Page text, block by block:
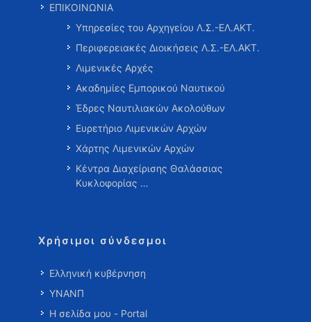
ΕΠΙΚΟΙΝΩΝΙΑ
Υπηρεσίες του Αρχηγείου Λ.Σ.-ΕΛ.ΑΚΤ.
Περιφερειακές Διοικήσεις Λ.Σ.-ΕΛ.ΑΚΤ.
Λιμενικές Αρχές
Ακαδημίες Εμπορικού Ναυτικού
Έδρες Ναυτιλιακών Ακολούθων
Ευρετήριο Λιμενικών Αρχών
Χάρτης Λιμενικών Αρχών
Κέντρα Διαχείρισης Θαλάσσιας
Κυκλοφορίας …
Χρήσιμοι σύνδεσμοι
Ελληνική κυβέρνηση
ΥΝΑΝΠ
Η σελίδα μου - Portal